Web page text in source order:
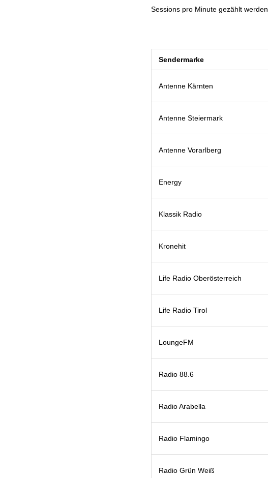
Sessions pro Minute gezählt werden.
Sendermarke
Antenne Kärnten
Antenne Steiermark
Antenne Vorarlberg
Energy
Klassik Radio
Kronehit
Life Radio Oberösterreich
Life Radio Tirol
LoungeFM
Radio 88.6
Radio Arabella
Radio Flamingo
Radio Grün Weiß